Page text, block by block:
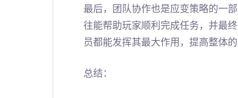
最后，团队协作也是应变策略的一
往能帮助玩家顺利完成任务，并最
员都能发挥其最大作用，提高整体的
总结：